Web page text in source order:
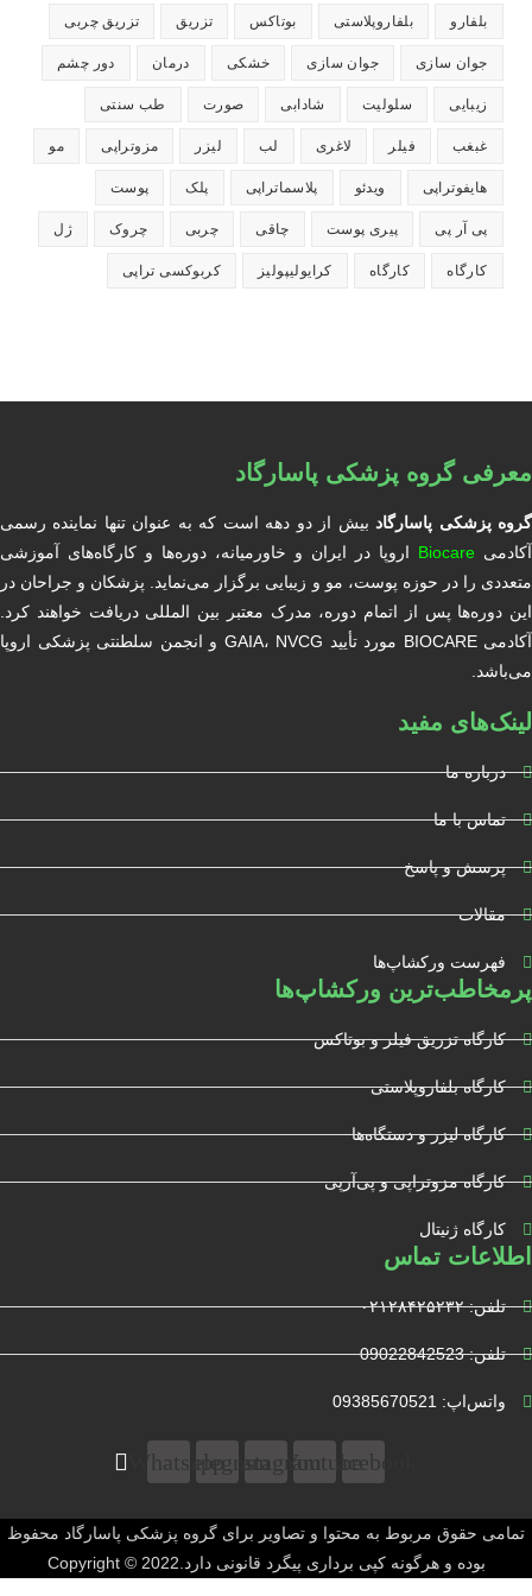
بلفارو بلفاروپلاستی بوتاکس تزریق تزریق چربی
جوان سازی جوان سازی خشکی درمان دور چشم
زیبایی سلولیت شادابی صورت طب سنتی
غبغب فیلر لاغری لب لیزر مزوتراپی مو
هایفوتراپی ویدئو پلاسماتراپی پلک پوست
پی آر پی پیری پوست چاقی چربی چروک ژل
کارگاه کارگاه کرایولیپولیز کربوکسی تراپی
معرفی گروه پزشکی پاسارگاد
گروه پزشکی پاسارگادبیش از دو دهه است که به عنوان تنها نماینده رسمی
آکادمی Biocare اروپا در ایران و خاورمیانه، دوره‌ها و کارگاه‌های آموزشی
متعددی را در حوزه پوست، مو و زیبایی برگزار می‌نماید. پزشکان و جراحان در
این دوره‌ها پس از اتمام دوره، مدرک معتبر بین المللی دریافت خواهند کرد.
آکادمی BIOCARE مورد تأیید GAIA، NVCG و انجمن سلطنتی پزشکی اروپا
می‌باشد.
لینک‌های مفید
درباره ما
تماس با ما
پرسش و پاسخ
مقالات
فهرست ورکشاپ‌ها
پرمخاطب‌ترین ورکشاپ‌ها
کارگاه تزریق فیلر و بوتاکس
کارگاه بلفاروپلاستی
کارگاه لیزر و دستگاه‌ها
کارگاه مزوتراپی و پی‌آرپی
کارگاه ژنیتال
اطلاعات تماس
تلفن: ۰۲۱۲۸۴۲۵۲۳۲
تلفن: 09022842523
واتس‌‌اپ: 09385670521
Facebook
Youtube
Instagram
Telegram
Whatsapp
تمامی حقوق مربوط به محتوا و تصاویر برای گروه پزشکی پاسارگاد محفوظ
بوده و هرگونه کپی برداری پیگرد قانونی دارد.Copyright © 2022